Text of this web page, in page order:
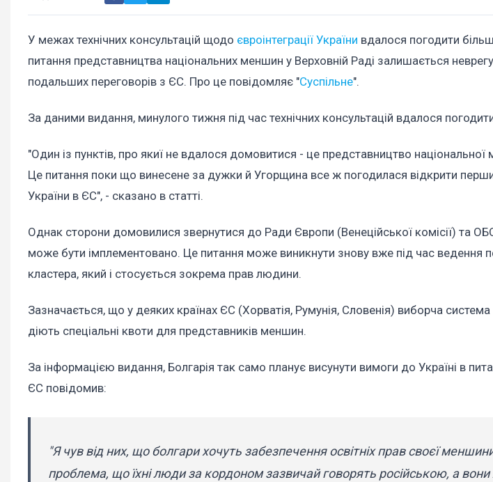
У межах технічних консультацій щодо євроінтеграції України вдалося погодити
питання представництва національних меншин у Верховній Раді залишається
подальших переговорів з ЄС. Про це повідомляє "Суспільне".
За даними видання, минулого тижня під час технічних консультацій вдалося
"Один із пунктів, про якиї не вдалося домовитися - це представництво національної
Це питання поки що винесене за дужки й Угорщина все ж погодилася відкрити
України в ЄС", - сказано в статті.
Однак сторони домовилися звернутися до Ради Європи (Венеційської комісії) та
може бути імплементовано. Це питання може виникнути знову вже під час ведення
кластера, який і стосується зокрема прав людини.
Зазначається, що у деяких країнах ЄС (Хорватія, Румунія, Словенія) виборча
діють спеціальні квоти для представників меншин.
За інформацією видання, Болгарія так само планує висунути вимоги до Україні в
ЄС повідомив:
"Я чув від них, що болгари хочуть забезпечення освітніх прав своєї
проблема, що їхні люди за кордоном зазвичай говорять російською, а